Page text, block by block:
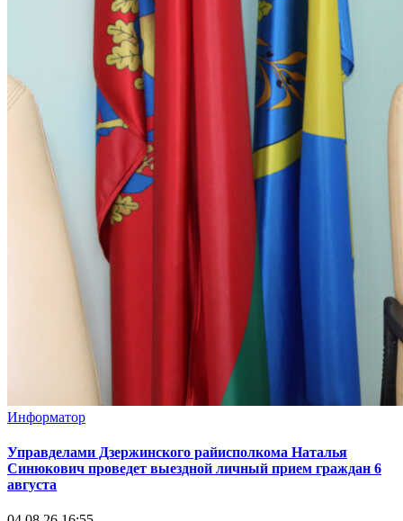
Информатор
Управделами Дзержинского райисполкома Наталья
Синюкович проведет выездной личный прием граждан 6
августа